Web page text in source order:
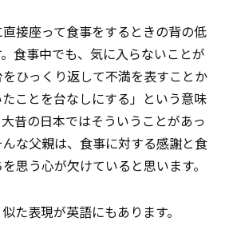
直接座って食事をするときの背の低
食事中でも、気に入らないことが
ひっくり返して不満を表すことか
ことを台なしにする」という意味
昔の日本ではそういうことがあっ
な父親は、食事に対する感謝と食
思う心が欠けていると思います。
た表現が英語にもあります。